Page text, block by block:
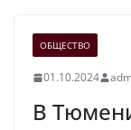
ОБЩЕСТВО
01.10.2024
В